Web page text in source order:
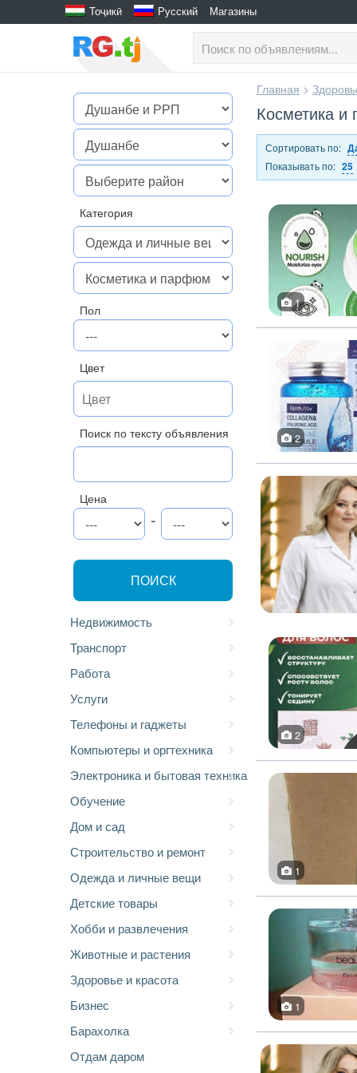
Тоҷикӣ Русский Магазины
Категория
Пол
Цвет
Поиск по тексту объявления
Цена
-
ПОИСК
Недвижимость
Транспорт
Работа
Услуги
Телефоны и гаджеты
Компьютеры и оргтехника
Электроника и бытовая техника
Обучение
Дом и сад
Строительство и ремонт
Одежда и личные вещи
Детские товары
Хобби и развлечения
Животные и растения
Здоровье и красота
Бизнес
Барахолка
Отдам даром
Главная >
Косметика
Сортировать по:
Показывать по: 25
1
2
2
1
1